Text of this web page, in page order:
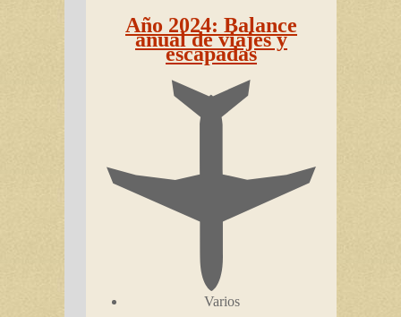
Año 2024: Balance
anual de viajes y
escapadas
Varios